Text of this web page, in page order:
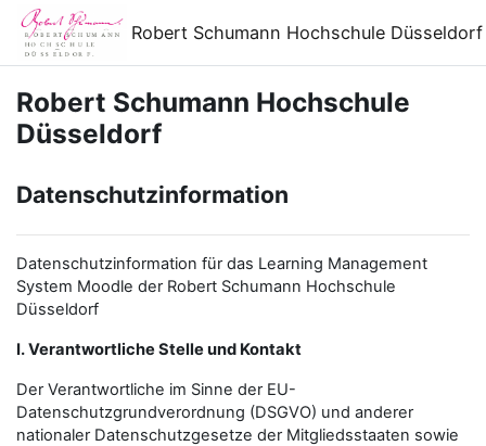
Zum Hauptinhalt
Robert Schumann Hochschule Düsseldorf
Robert Schumann Hochschule
Düsseldorf
Datenschutzinformation
Datenschutzinformation für das Learning Management
System Moodle der Robert Schumann Hochschule
Düsseldorf
I. Verantwortliche Stelle und Kontakt
Der Verantwortliche im Sinne der EU-
Datenschutzgrundverordnung (DSGVO) und anderer
nationaler Datenschutzgesetze der Mitgliedsstaaten sowie